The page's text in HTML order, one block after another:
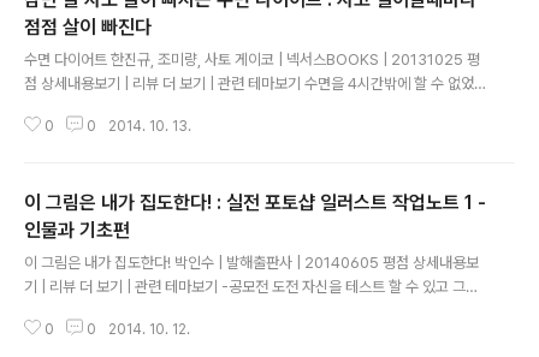
점점 살이 빠진다
수면 다이어트 한진규, 조미량, 사토 게이코 | 넥서스BOOKS | 20131025 평
점 상세내용보기 | 리뷰 더 보기 | 관련 테마보기 수면을 4시간밖에 할 수 없었
퇴시키는 체내 물질 은 감소했다는 자료가 발표되었다. 우리의 뇌는 활발히 활
찾게 된다 고 알려져 있다. 이렇듯 수면이 부족하면 식욕이 증진되는 것은 물론
맛이 강하 고 살찌기 쉬운 음식을 찾도록 몸이 변화된다. 페이지 : 수면 다이어트
29쪽 다른 다이어트 이론들과 상충되는 내용들도 다소 있다. 다이어트에 관한
0 0 2014. 10. 13.
이 그림은 내가 집도한다! : 실전 포토샵 일러스트 작업노트 1 -
인물과 기초편
이 그림은 내가 집도한다! 박인수 | 발해출판사 | 20140605 평점 상세내용보
기 | 리뷰 더 보기 | 관련 테마보기 -공모전 도전 자신을 테스트 할 수 있고 그림
에도 들어갑니다. 주변에 림과 관련된 공모전은 수없이 많으니 찾아보기만 하면
0 0 2014. 10. 12.